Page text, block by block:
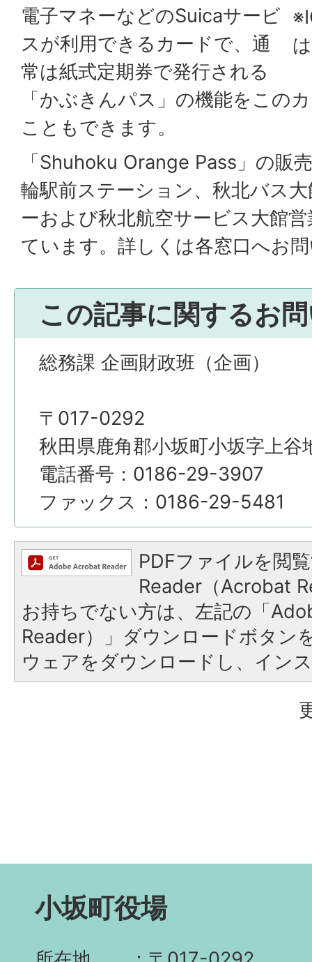
電子マネーなどのSuicaサービ
スが利用できるカードで、通
常は紙式定期券で発行される
「かぶきんパス」の機能をこの
こともできます。
「Shuhoku Orange Pass」の販
輪駅前ステーション、秋北バス
ーおよび秋北航空サービス大館
ています。詳しくは各窓口へお
この記事に関するお
総務課 企画財政班（企画）
〒017-0292
秋田県鹿角郡小坂町小坂字上谷
電話番号：0186-29-3907
ファックス：0186-29-5481
PDFファイルを閲
Reader（Acrobat
お持ちでない方は、左記の「
Reader）」ダウンロードボタン
ウェアをダウンロードし、イン
小坂町役場